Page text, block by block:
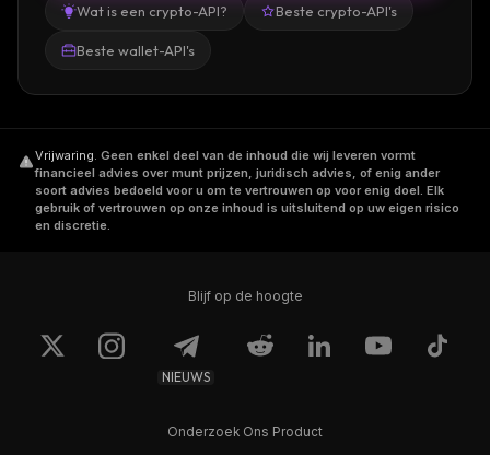
Wat is een crypto-API? Beste crypto-API's
Beste wallet-API's
Vrijwaring. Geen enkel deel van de inhoud die wij leveren vormt
financieel advies over munt prijzen, juridisch advies, of enig ander
soort advies bedoeld voor u om te vertrouwen op voor enig doel. Elk
gebruik of vertrouwen op onze inhoud is uitsluitend op uw eigen risico
en discretie.
Blijf op de hoogte
NIEUWS
Onderzoek Ons Product